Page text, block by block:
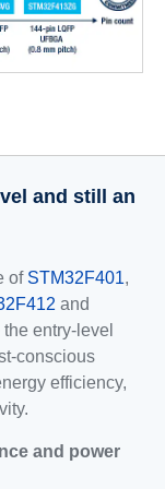
and still an
of STM32F401,
and
entry-level
conscious
efficiency,
and power